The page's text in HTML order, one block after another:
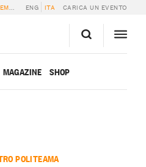
» L’AMORE AI TEMPI DEL COM’ERA
ENG ITA CARICA UN EVENTO
MAGAZINE SHOP
POLITEAMA